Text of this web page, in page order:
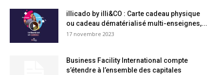
illicado by illi&CO : Carte cadeau physique
ou cadeau dématérialisé multi-enseignes,...
17 novembre 2023
Business Facility International compte
s’étendre à l’ensemble des capitales